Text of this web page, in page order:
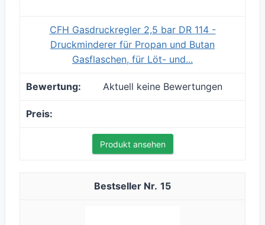
CFH Gasdruckregler 2,5 bar DR 114 -
Druckminderer für Propan und Butan
Gasflaschen, für Löt- und...
Aktuell keine Bewertungen
Produkt ansehen
15